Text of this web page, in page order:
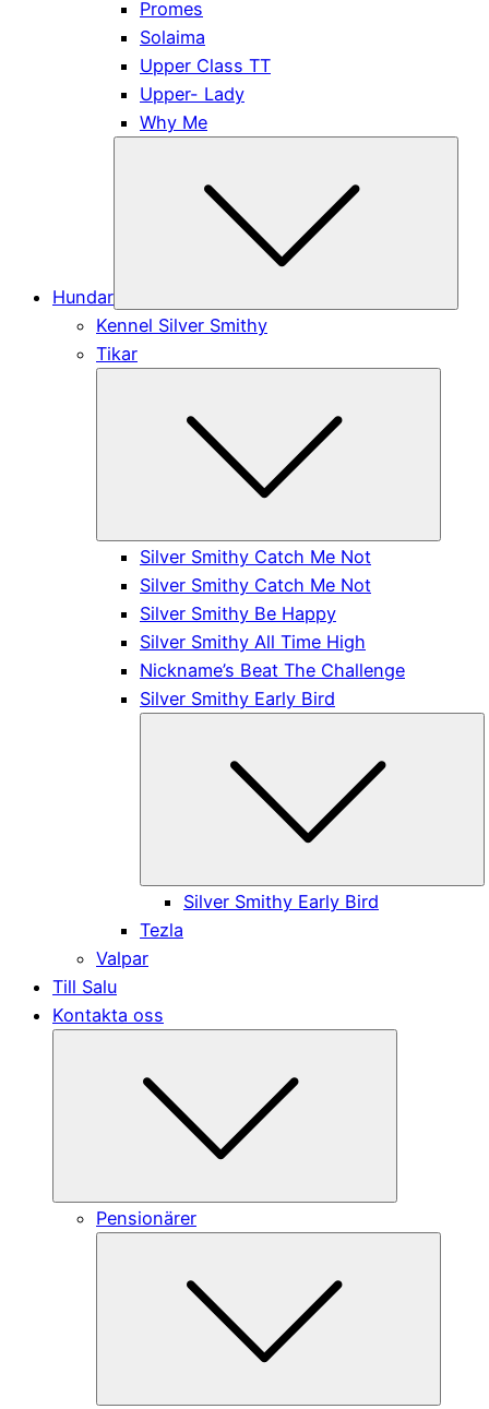
Promes
Solaima
Upper Class TT
Upper- Lady
Why Me
Hundar
Kennel Silver Smithy
Tikar
Silver Smithy Catch Me Not
Silver Smithy Catch Me Not
Silver Smithy Be Happy
Silver Smithy All Time High
Nickname’s Beat The Challenge
Silver Smithy Early Bird
Silver Smithy Early Bird
Tezla
Valpar
Till Salu
Kontakta oss
Pensionärer